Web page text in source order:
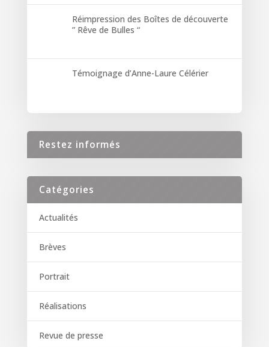
Réimpression des Boîtes de découverte
” Rêve de Bulles “
Témoignage d’Anne-Laure Célérier
Restez informés
Catégories
Actualités
Brèves
Portrait
Réalisations
Revue de presse